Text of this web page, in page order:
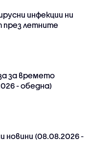
инфекции ни
през летните
за времето
- обедна)
новини (08.08.2026 -